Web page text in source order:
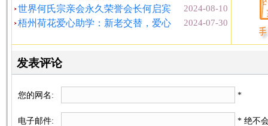
2024-08-10
世界何氏宗亲会永久荣誉会长何启宾
2024-07-30
梧州荷花爱心助学：新老交替，爱心
发表评论
您的网名: *
电子邮件: * 绝不